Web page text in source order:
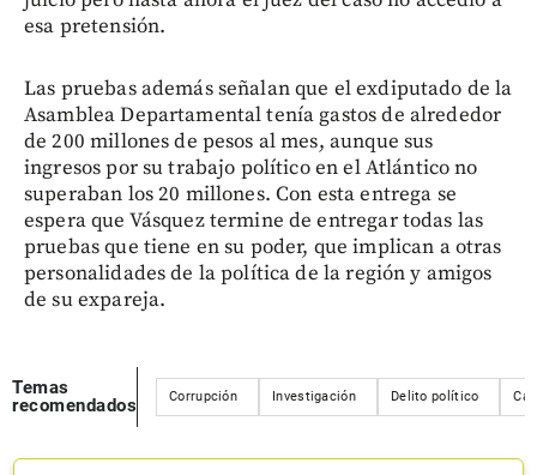
esa pretensión.
Las pruebas además señalan que el exdiputado de la
Asamblea Departamental tenía gastos de alrededor
de 200 millones de pesos al mes, aunque sus
ingresos por su trabajo político en el Atlántico no
superaban los 20 millones. Con esta entrega se
espera que Vásquez termine de entregar todas las
pruebas que tiene en su poder, que implican a otras
personalidades de la política de la región y amigos
de su expareja.
Temas
recomendados
Corrupción Investigación Delito político